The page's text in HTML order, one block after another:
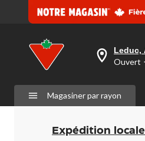
votre
est
Leduc,
AB,
Ouvert,
Fermeture
Leduc,
Ouvert
Magasiner par rayon
Expédition